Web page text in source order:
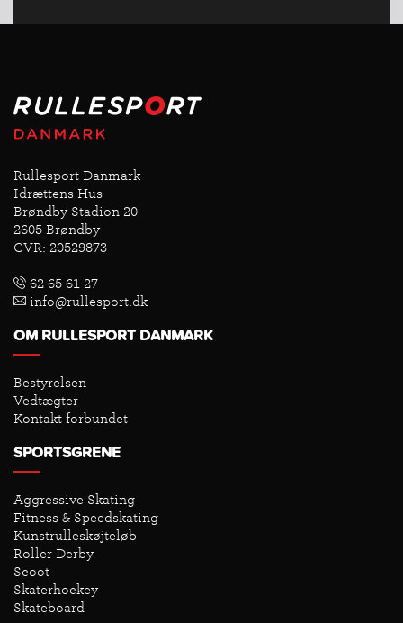
Rullesport Danmark
Idrættens Hus
Brøndby Stadion 20
2605 Brøndby
CVR: 20529873
62 65 61 27
info@rullesport.dk
OM RULLESPORT DANMARK
Bestyrelsen
Vedtægter
Kontakt forbundet
SPORTSGRENE
Aggressive Skating
Fitness & Speedskating
Kunstrulleskøjteløb
Roller Derby
Scoot
Skaterhockey
Skateboard